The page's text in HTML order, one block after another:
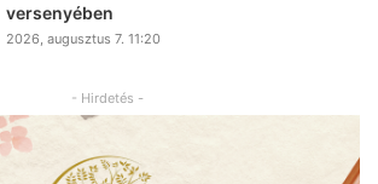
versenyében
2026, augusztus 7. 11:20
- Hirdetés -